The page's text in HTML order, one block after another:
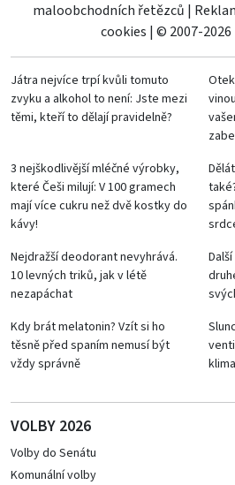
maloobchodních řetězců |
cookies | © 2007-2026
Játra nejvíce trpí kvůli tomuto
zvyku a alkohol to není: Jste mezi
těmi, kteří to dělají pravidelně?
3 nejškodlivější mléčné výrobky,
které Češi milují: V 100 gramech
mají více cukru než dvě kostky do
kávy!
Nejdražší deodorant nevyhrává.
10 levných triků, jak v létě
nezapáchat
Kdy brát melatonin? Vzít si ho
těsně před spaním nemusí být
vždy správně
VOLBY 2026
Volby do Senátu
Komunální volby